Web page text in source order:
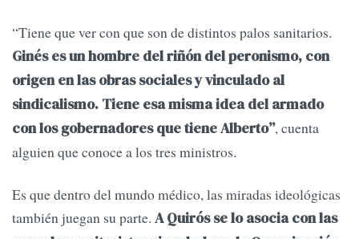
“Tiene que ver con que son de distintos palos sanitarios.
Ginés es un hombre del riñón del peronismo, con
origen en las obras sociales y vinculado al
sindicalismo. Tiene esa misma idea del armado
con los gobernadores que tiene Alberto”, cuenta
alguien que conoce a los tres ministros.
Es que dentro del mundo médico, las miradas ideológicas
también juegan su parte. A Quirós se lo asocia con las